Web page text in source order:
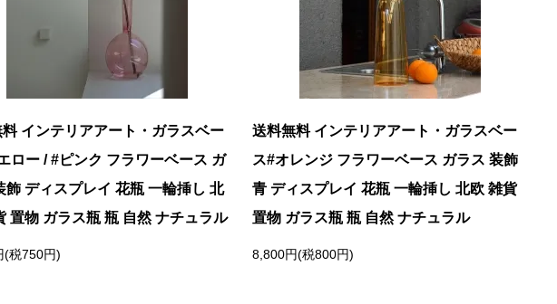
インテリアアート・ガラスベー
ロー / #ピンク フラワーベース ガ
飾 ディスプレイ 花瓶 一輪挿し 北
置物 ガラス瓶 瓶 自然 ナチュラル
(税750円)
送料無料 インテリアアート・ガラスベー
ス#オレンジ フラワーベース ガラス 装飾
青 ディスプレイ 花瓶 一輪挿し 北欧 雑貨
置物 ガラス瓶 瓶 自然 ナチュラル
8,800円(税800円)